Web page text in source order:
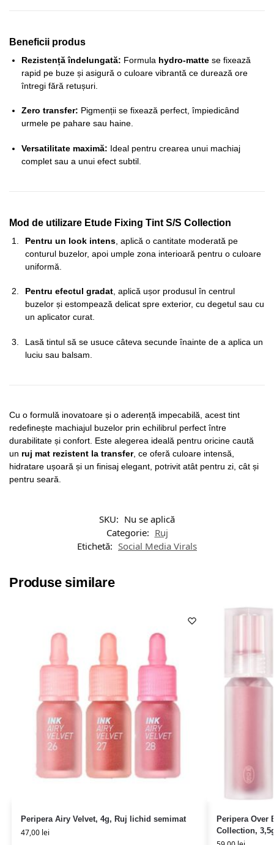
Beneficii produs
Rezistență îndelungată: Formula hydro-matte se fixează
rapid pe buze și asigură o culoare vibrantă ce durează ore
întregi fără retușuri.
Zero transfer: Pigmenții se fixează perfect, împiedicând
urmele pe pahare sau haine.
Versatilitate maximă: Ideal pentru crearea unui machiaj
complet sau a unui efect subtil.
Mod de utilizare Etude Fixing Tint S/S Collection
Pentru un look intens , aplică o cantitate moderată pe
conturul buzelor, apoi umple zona interioară pentru o culoare
uniformă.
Pentru efectul gradat, aplică ușor produsul în centrul
buzelor și estompează delicat spre exterior, cu degetul sau cu
un aplicator curat.
Lasă tintul să se usuce câteva secunde înainte de a aplica un
luciu sau balsam.
Cu o formulă inovatoare și o aderență impecabilă, acest tint
redefinește machiajul buzelor prin echilibrul perfect între
durabilitate și confort. Este alegerea ideală pentru oricine caută
un ruj mat rezistent la transfer, ce oferă culoare intensă,
hidratare ușoară și un finisaj elegant, potrivit atât pentru zi, cât și
pentru seară.
SKU: Nu se aplică
Categorie: Ruj
Etichetă: Social Media Virals
Produse similare
Peripera Airy Velvet, 4g, Ruj lichid semimat
47,00 lei
Peripera Over
Collection,